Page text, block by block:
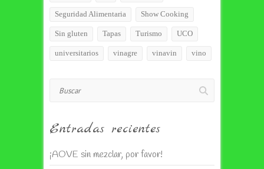
Seguridad Alimentaria Show Cooking
Sin gluten Tapas Turismo UCO
universitarios vinagre vinavin vino
Entradas recientes
¡AOVE sin mezclar, por favor!